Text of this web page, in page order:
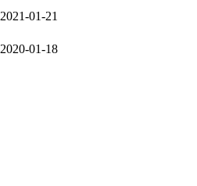
2021-01-21
2020-01-18